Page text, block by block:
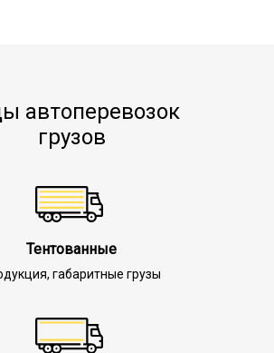
автоперевозок
грузов
Тентованные
габаритные грузы